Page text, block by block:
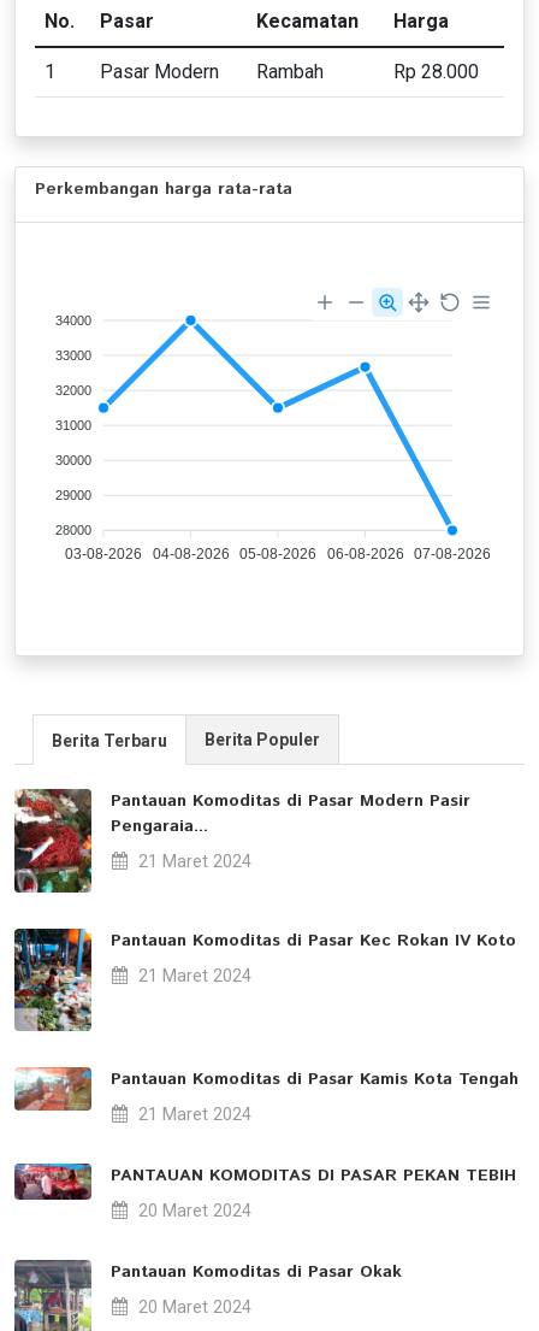
No. Pasar Kecamatan Harga
1 Pasar Modern Rambah Rp 28.000
Perkembangan harga rata-rata
34000
33000
32000
31000
30000
29000
28000
03-08-2026 04-08-2026 05-08-2026 06-08-2026 07-08-2026
Berita Terbaru Berita Populer
Pantauan Komoditas di Pasar Modern Pasir
Pengaraia...
21 Maret 2024
Pantauan Komoditas di Pasar Kec Rokan IV Koto
21 Maret 2024
Pantauan Komoditas di Pasar Kamis Kota Tengah
21 Maret 2024
PANTAUAN KOMODITAS DI PASAR PEKAN TEBIH
20 Maret 2024
Pantauan Komoditas di Pasar Okak
20 Maret 2024